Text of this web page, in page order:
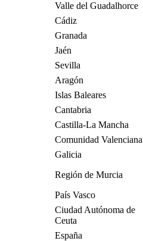
Valle del Guadalhorce
Cádiz
Granada
Jaén
Sevilla
Aragón
Islas Baleares
Cantabria
Castilla-La Mancha
Comunidad Valenciana
Galicia
Región de Murcia
País Vasco
Ciudad Autónoma de
Ceuta
España